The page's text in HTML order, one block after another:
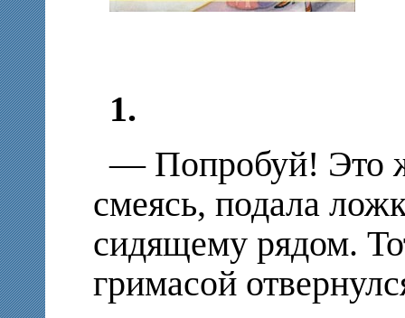
1.
— Попробуй! Это
смеясь, подала
сидящему рядом.
гримасой